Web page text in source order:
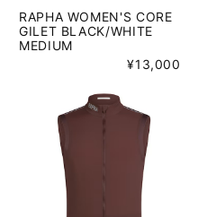
RAPHA WOMEN'S CORE
GILET BLACK/WHITE
MEDIUM
¥13,000